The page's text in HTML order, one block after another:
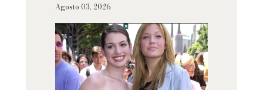
Agosto 03, 2026